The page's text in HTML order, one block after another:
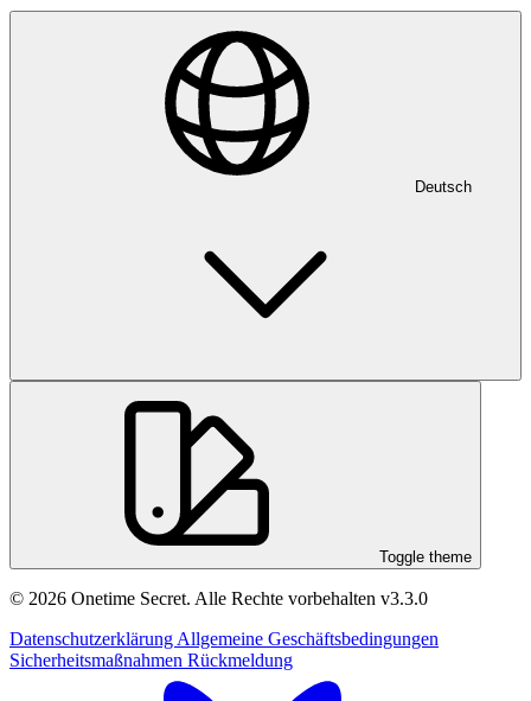
Deutsch
Toggle theme
© 2026 Onetime Secret. Alle Rechte vorbehalten v3.3.0
Datenschutzerklärung Allgemeine Geschäftsbedingungen
Sicherheitsmaßnahmen Rückmeldung